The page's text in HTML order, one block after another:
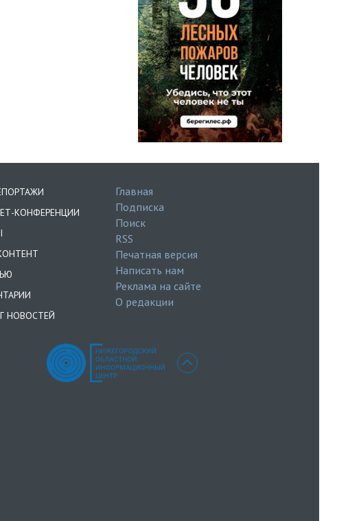
КОНФЕРЕНЦИИ
НОВОСТЕЙ
Главная
Подписка
Поиск
RSS
Печатная версия
Написать нам
Реклама на сайте
О редакции